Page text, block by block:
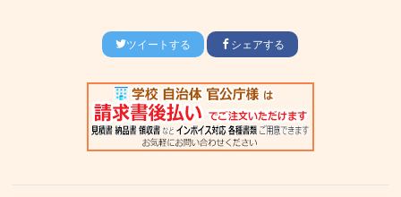
ツイートする シェアする